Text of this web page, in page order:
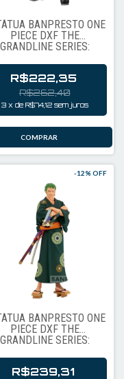
BANPRESTO ONE
PIECE DXF THE
GRANDLINE SERIES:
D. ACE (28364)
R$222,35
R$262,40
3 xdeR$74,12 sem juros
BANPRESTO ONE
PIECE DXF THE
GRANDLINE SERIES:
ZORO (YUKATA)
-12% OFF
R$239,31